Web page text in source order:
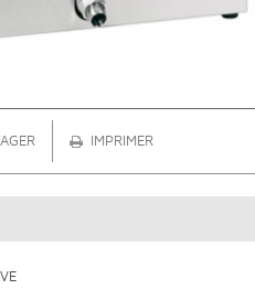
IMPRIMER